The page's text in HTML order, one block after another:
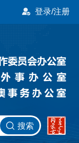
登录/注册
搜索